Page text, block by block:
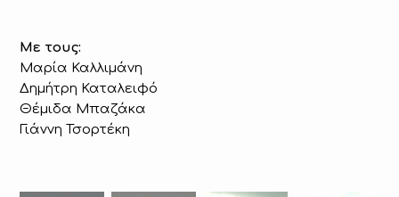
Με τους:
Μαρία Καλλιμάνη
Δημήτρη Καταλειφό
Θέμιδα Μπαζάκα
Γιάννη Τσορτέκη